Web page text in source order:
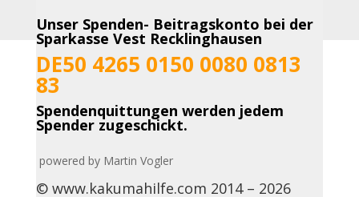
Unser Spenden- Beitragskonto bei der
Sparkasse Vest Recklinghausen
DE50 4265 0150 0080 0813
83
Spendenquittungen werden jedem
Spender zugeschickt.
powered by Martin Vogler
© www.kakumahilfe.com 2014 – 2026